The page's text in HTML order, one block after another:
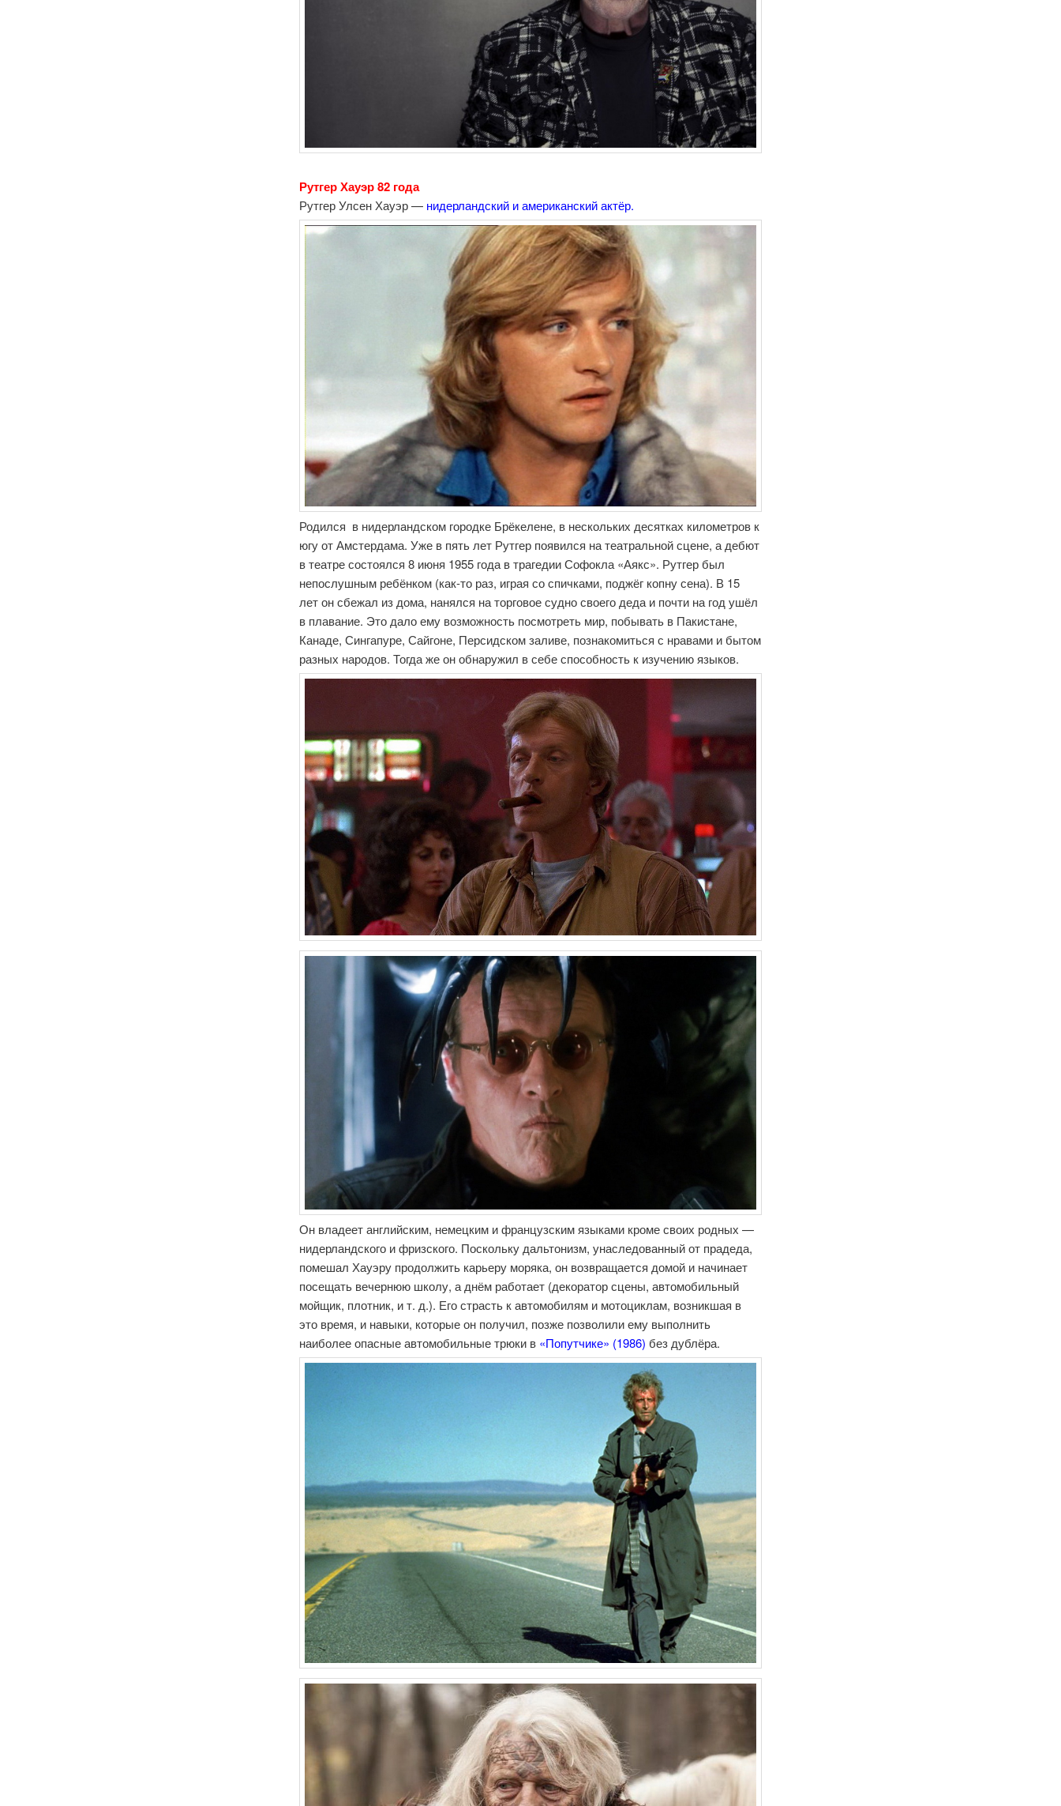
Рутгер Хауэр 82 года
Рутгер Улсен Хауэр — нидерландский и американский актёр.
Родился в нидерландском городке Брёкелене, в нескольких десятках километров к
югу от Амстердама. Уже в пять лет Рутгер появился на театральной сцене, а дебют
в театре состоялся 8 июня 1955 года в трагедии Софокла «Аякс». Рутгер был
непослушным ребёнком (как-то раз, играя со спичками, поджёг копну сена). В 15
лет он сбежал из дома, нанялся на торговое судно своего деда и почти на год ушёл
в плавание. Это дало ему возможность посмотреть мир, побывать в Пакистане,
Канаде, Сингапуре, Сайгоне, Персидском заливе, познакомиться с нравами и бытом
разных народов. Тогда же он обнаружил в себе способность к изучению языков.
Он владеет английским, немецким и французским языками кроме своих родных —
нидерландского и фризского. Поскольку дальтонизм, унаследованный от прадеда,
помешал Хауэру продолжить карьеру моряка, он возвращается домой и начинает
посещать вечернюю школу, а днём работает (декоратор сцены, автомобильный
мойщик, плотник, и т. д.). Его страсть к автомобилям и мотоциклам, возникшая в
это время, и навыки, которые он получил, позже позволили ему выполнить
наиболее опасные автомобильные трюки в «Попутчике» (1986) без дублёра.